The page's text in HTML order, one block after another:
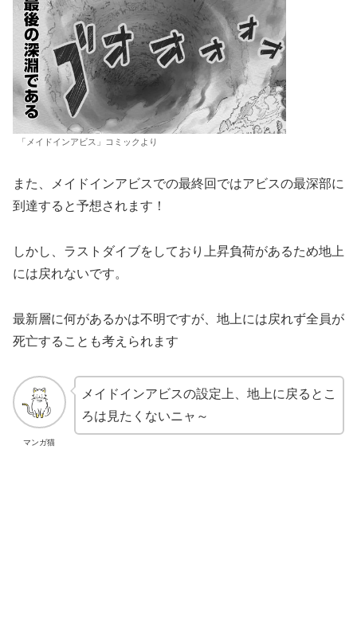
「メイドインアビス」コミックより
また、メイドインアビスでの最終回ではアビスの最深部に
到達すると予想されます！
しかし、ラストダイブをしており上昇負荷があるため地上
には戻れないです。
最新層に何があるかは不明ですが、地上には戻れず全員が
死亡することも考えられます
マンガ猫
メイドインアビスの設定上、地上に戻るとこ
ろは見たくないニャ～